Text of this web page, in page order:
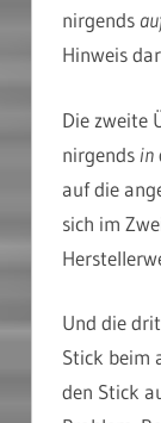
nirgends
Hinweis
Die zweite
nirgends in
auf die
sich im
Und die
Stick beim
den Stick